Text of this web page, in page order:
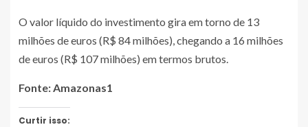
O valor líquido do investimento gira em torno de 13
milhões de euros (R$ 84 milhões), chegando a 16 milhões
de euros (R$ 107 milhões) em termos brutos.
Fonte: Amazonas1
Curtir isso: